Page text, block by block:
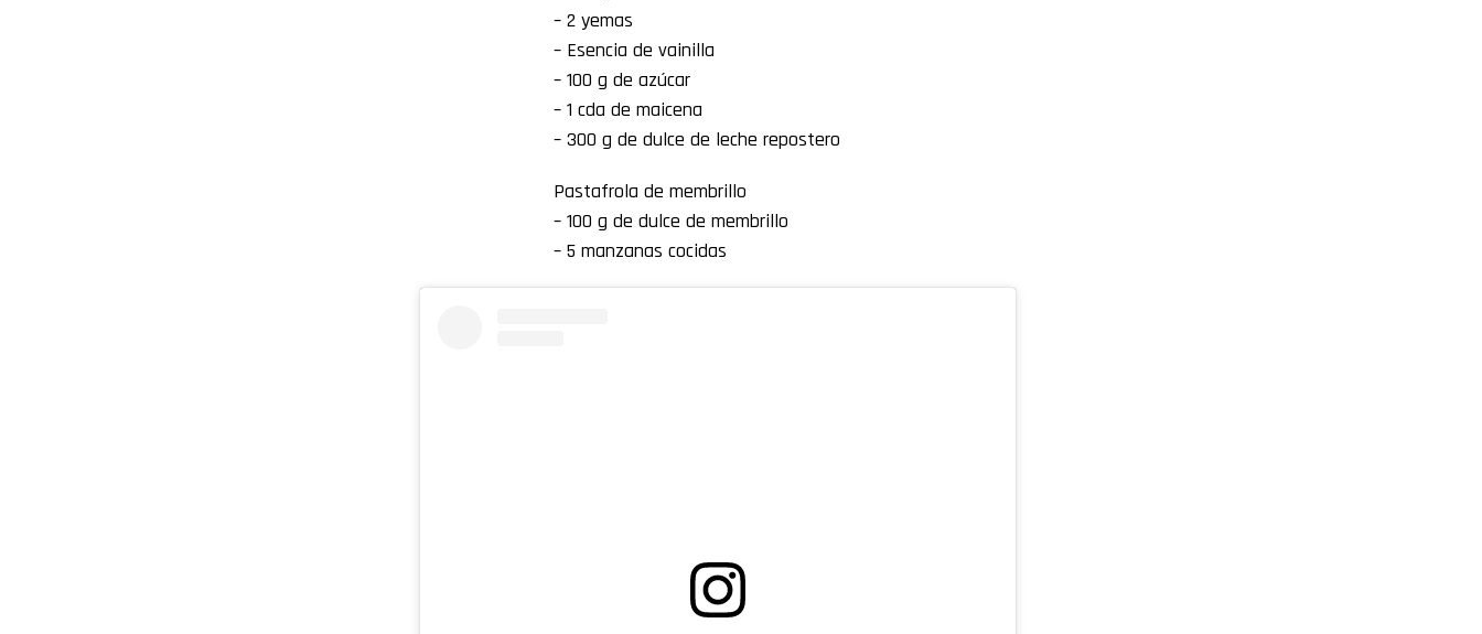
– 2 yemas
– Esencia de vainilla
– 100 g de azúcar
– 1 cda de maicena
– 300 g de dulce de leche repostero
Pastafrola de membrillo
– 100 g de dulce de membrillo
– 5 manzanas cocidas